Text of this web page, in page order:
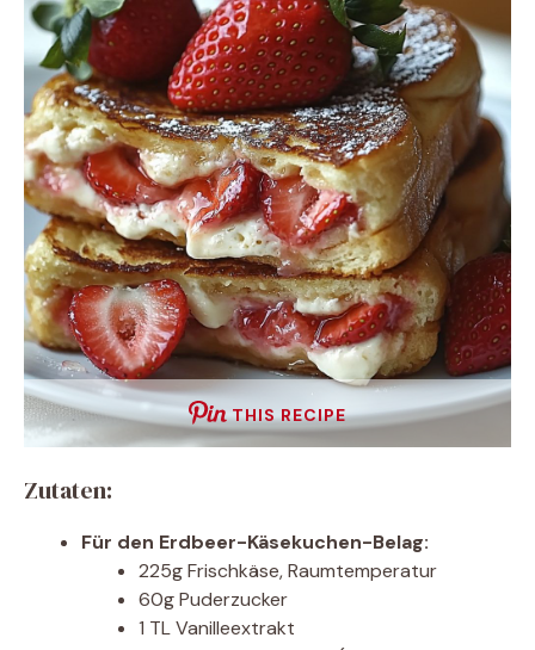
THIS RECIPE
Zutaten:
Für den Erdbeer-Käsekuchen-Belag:
225g Frischkäse, Raumtemperatur
60g Puderzucker
1 TL Vanilleextrakt